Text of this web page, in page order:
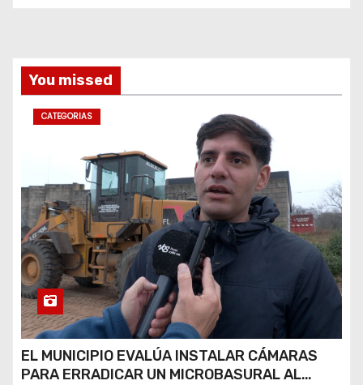
You missed
CATEGORIAS
EL MUNICIPIO EVALÚA INSTALAR CÁMARAS
PARA ERRADICAR UN MICROBASURAL AL